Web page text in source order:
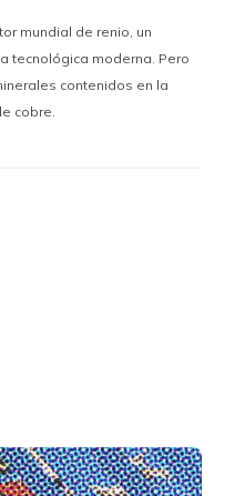
mundial de renio, un
tecnológica moderna. Pero
contenidos en la
cobre.